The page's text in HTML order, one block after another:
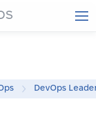
DevOps